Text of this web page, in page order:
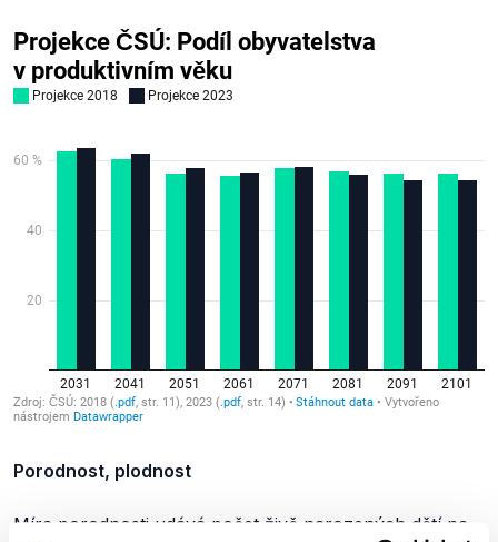
Porodnost, plodnost
Míra porodnosti udává počet živě narozených dětí na